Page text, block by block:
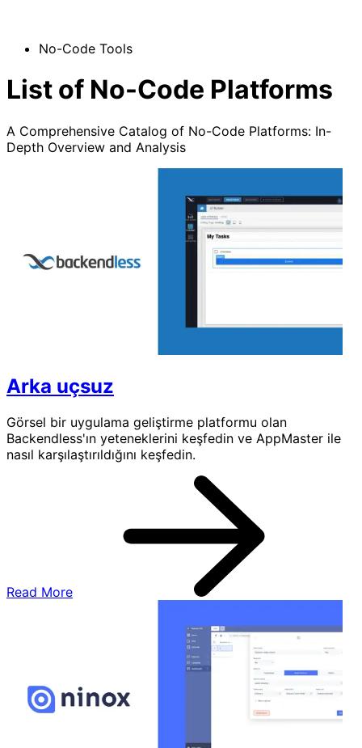
No-Code Tools
List of No-Code Platforms
A Comprehensive Catalog of No-Code Platforms: In-
Depth Overview and Analysis
Arka uçsuz
Görsel bir uygulama geliştirme platformu olan
Backendless'ın yeteneklerini keşfedin ve AppMaster ile
nasıl karşılaştırıldığını keşfedin.
Read More